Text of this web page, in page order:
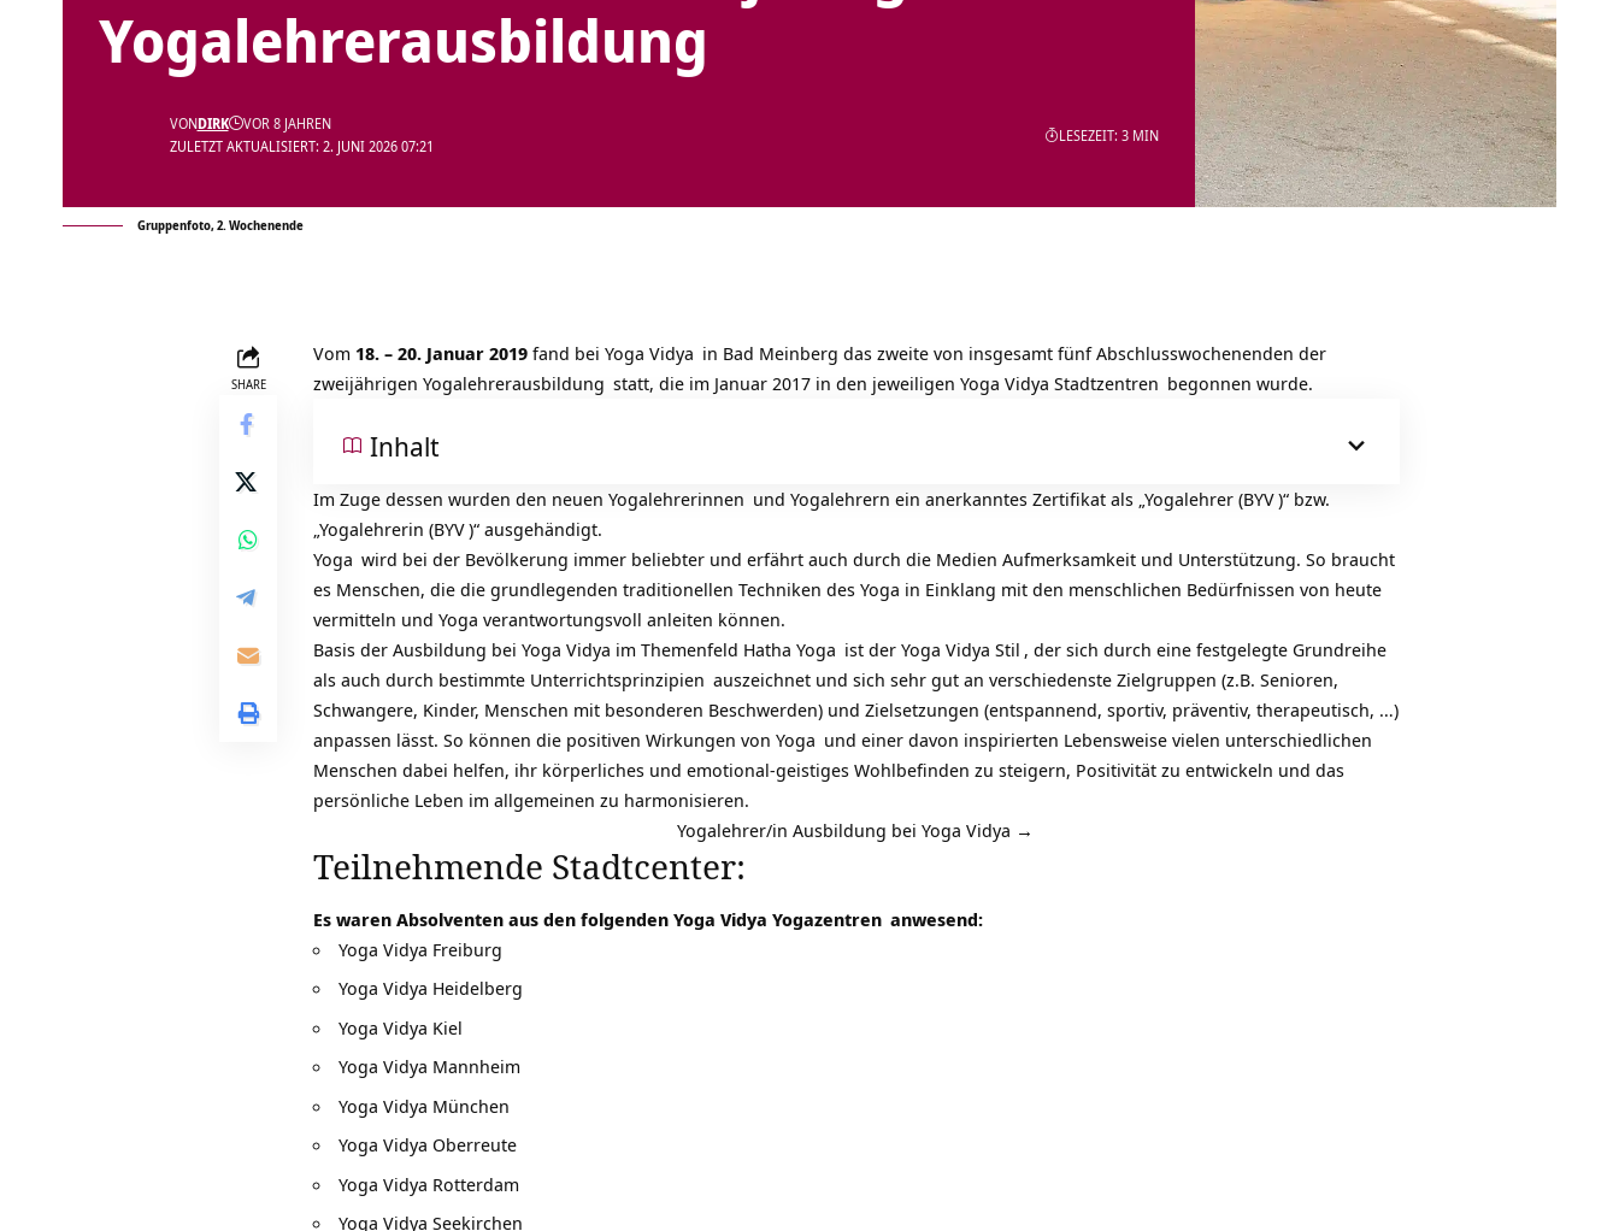
Yogalehrerausbildung
ZULETZT AKTUALISIERT: 2. JUNI 2026 07:21
VONDIRK VOR 8 JAHREN
LESEZEIT: 3 MIN
Gruppenfoto, 2. Wochenende
SHARE
Vom 18. – 20. Januar 2019 fand bei Yoga Vidya in Bad Meinberg das zweite von insgesamt fünf Abschlusswochenenden der
zweijährigen Yogalehrerausbildung statt, die im Januar 2017 in den jeweiligen Yoga Vidya Stadtzentren begonnen wurde.
Inhalt
Im Zuge dessen wurden den neuen Yogalehrerinnen und Yogalehrern ein anerkanntes Zertifikat als „Yogalehrer (BYV)“ bzw.
„Yogalehrerin (BYV)“ ausgehändigt.
Yoga wird bei der Bevölkerung immer beliebter und erfährt auch durch die Medien Aufmerksamkeit und Unterstützung. So braucht
es Menschen, die die grundlegenden traditionellen Techniken des Yoga in Einklang mit den menschlichen Bedürfnissen von heute
vermitteln und Yoga verantwortungsvoll anleiten können.
Basis der Ausbildung bei Yoga Vidya im Themenfeld Hatha Yoga ist der Yoga Vidya Stil , der sich durch eine festgelegte Grundreihe
als auch durch bestimmte Unterrichtsprinzipien auszeichnet und sich sehr gut an verschiedenste Zielgruppen (z.B. Senioren,
Schwangere, Kinder, Menschen mit besonderen Beschwerden) und Zielsetzungen (entspannend, sportiv, präventiv, therapeutisch, …)
anpassen lässt. So können die positiven Wirkungen von Yoga und einer davon inspirierten Lebensweise vielen unterschiedlichen
Menschen dabei helfen, ihr körperliches und emotional-geistiges Wohlbefinden zu steigern, Positivität zu entwickeln und das
persönliche Leben im allgemeinen zu harmonisieren.
Yogalehrer/in Ausbildung bei Yoga Vidya →
Teilnehmende Stadtcenter:
Es waren Absolventen aus den folgenden Yoga Vidya Yogazentren anwesend:
Yoga Vidya Freiburg
Yoga Vidya Heidelberg
Yoga Vidya Kiel
Yoga Vidya Mannheim
Yoga Vidya München
Yoga Vidya Oberreute
Yoga Vidya Rotterdam
Yoga Vidya Seekirchen